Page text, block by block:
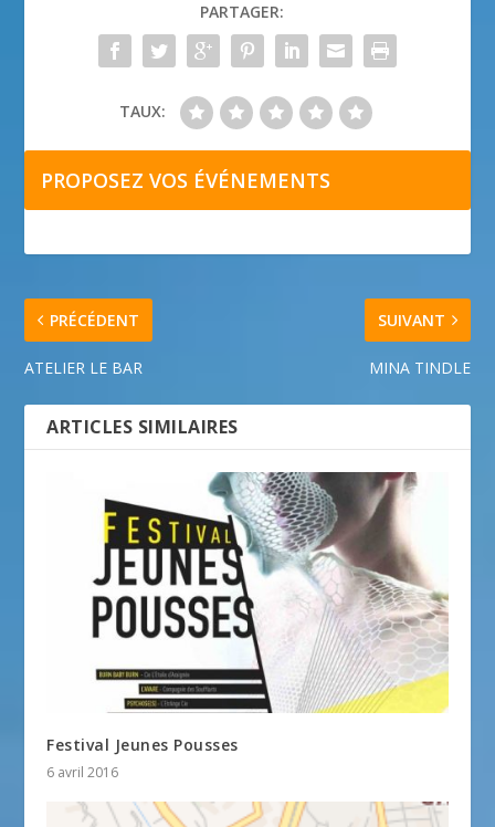
PARTAGER:
TAUX:
PROPOSEZ VOS ÉVÉNEMENTS
PRÉCÉDENT
ATELIER LE BAR
SUIVANT
MINA TINDLE
ARTICLES SIMILAIRES
Festival Jeunes Pousses
6 avril 2016